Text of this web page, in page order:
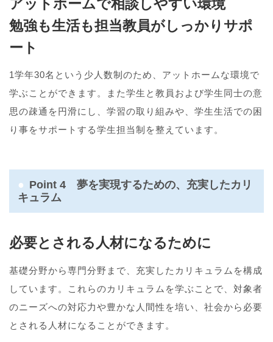
アットホームで相談しやすい環境
勉強も生活も担当教員がしっかりサポ
ート
1学年30名という少人数制のため、アットホームな環境で
学ぶことができます。また学生と教員および学生同士の意
思の疎通を円滑にし、学習の取り組みや、学生生活での困
り事をサポートする学生担当制を整えています。
Point 4 夢を実現するための、充実したカリ
キュラム
必要とされる人材になるために
基礎分野から専門分野まで、充実したカリキュラムを構成
しています。これらのカリキュラムを学ぶことで、対象者
のニーズへの対応力や豊かな人間性を培い、社会から必要
とされる人材になることができます。